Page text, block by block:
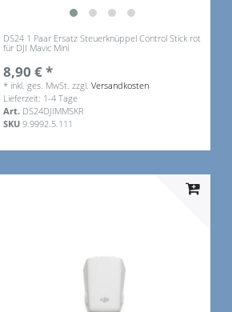
DS24 1 Paar Ersatz Steuerknüppel Control Stick rot
für DJI Mavic Mini
8,90 € *
* inkl. ges. MwSt. zzgl.Versandkosten
Lieferzeit: 1-4 Tage
Art. DS24DJIMMSKR
SKU9.9992.5.111